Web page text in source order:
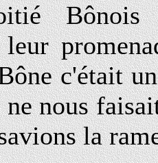
Bônois
c'était
nous
la